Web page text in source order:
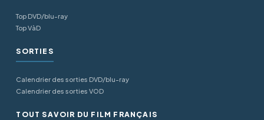
Top DVD/blu-ray
Top VàD
SORTIES
Calendrier des sorties DVD/blu-ray
Calendrier des sorties VOD
TOUT SAVOIR DU FILM FRANÇAIS